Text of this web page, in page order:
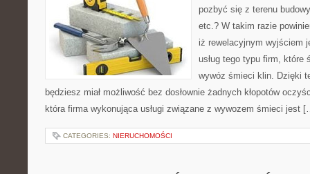
pozbyć się z terenu
etc.? W takim razie
iż rewelacyjnym wyjściem
usług tego typu firm, które
wywóz śmieci klin. Dzięki
będziesz miał możliwość bez dosłownie żadnych kłopotów
która firma wykonująca usługi związane z wywozem śmieci jest
CATEGORIES: NIERUCHOMOŚCI